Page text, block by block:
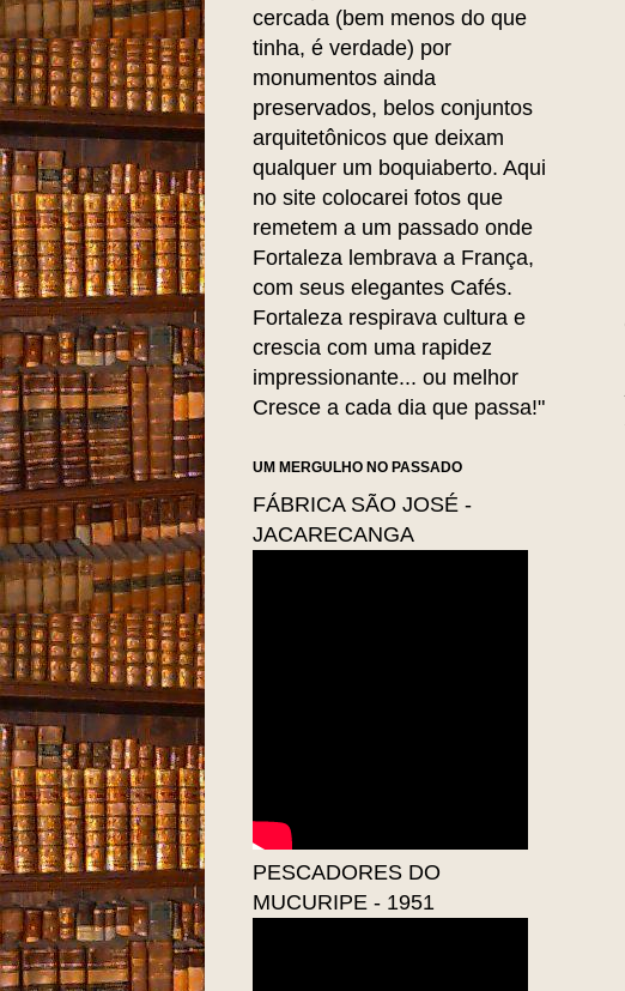
cercada (bem menos do que
tinha, é verdade) por
monumentos ainda
preservados, belos conjuntos
arquitetônicos que deixam
qualquer um boquiaberto. Aqui
no site colocarei fotos que
remetem a um passado onde
Fortaleza lembrava a França,
com seus elegantes Cafés.
Fortaleza respirava cultura e
crescia com uma rapidez
impressionante... ou melhor
Cresce a cada dia que passa!"
UM MERGULHO NO PASSADO
FÁBRICA SÃO JOSÉ -
JACARECANGA
PESCADORES DO
MUCURIPE - 1951